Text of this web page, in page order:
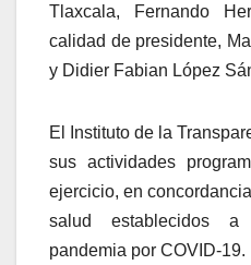
Tlaxcala, Fernando
calidad de presidente,
y Didier Fabian López
El Instituto de la
sus actividades
ejercicio, en
salud establecidos
pandemia por COVID-19.